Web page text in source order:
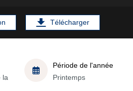
Télécharger
la
Période de l'année
Printemps